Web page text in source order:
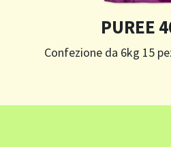
PUREE
Confezione da 6kg 15